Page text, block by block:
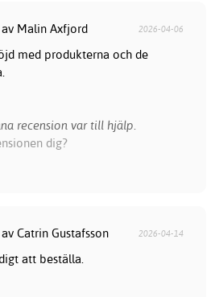
Malin Axfjord 2026-04-06
med produkterna och de
recension var till hjälp.
dig?
Catrin Gustafsson 2026-04-14
att beställa.